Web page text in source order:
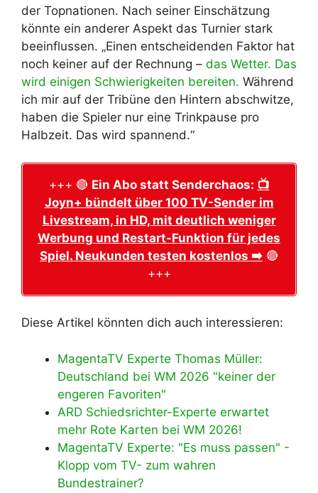
der Topnationen. Nach seiner Einschätzung
könnte ein anderer Aspekt das Turnier stark
beeinflussen. „Einen entscheidenden Faktor hat
noch keiner auf der Rechnung – das Wetter. Das
wird einigen Schwierigkeiten bereiten. Während
ich mir auf der Tribüne den Hintern abschwitze,
haben die Spieler nur eine Trinkpause pro
Halbzeit. Das wird spannend.“
+++ 🔴 Ein Abo statt Senderchaos: 📺
Joyn+ bündelt über 100 TV-Sender im
Livestream, in HD, mit deutlich weniger
Werbung und Restart-Funktion für jedes
Spiel. Neukunden testen kostenlos ➡️ 🔴
+++
Diese Artikel könnten dich auch interessieren:
MagentaTV Experte Thomas Müller:
Deutschland bei WM 2026 "keiner der
engeren Favoriten"
ARD Schiedsrichter-Experte erwartet
mehr Rote Karten bei WM 2026!
MagentaTV Experte: "Es muss passen" -
Klopp vom TV- zum wahren
Bundestrainer?